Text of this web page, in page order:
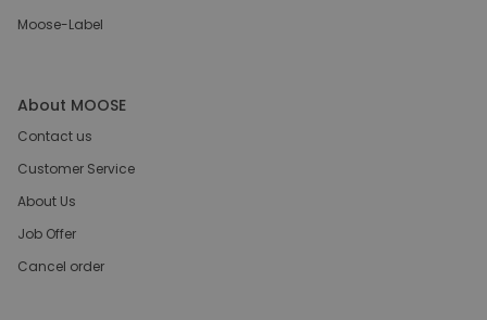
Moose-Label
About MOOSE
Contact us
Customer Service
About Us
Job Offer
Cancel order